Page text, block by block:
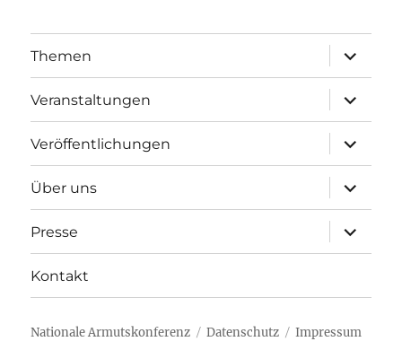
Themen
öffnen
Veranstaltungen
öffnen
Veröffentlichungen
öffnen
Über uns
öffnen
Presse
öffnen
Kontakt
Nationale Armutskonferenz Datenschutz Impressum